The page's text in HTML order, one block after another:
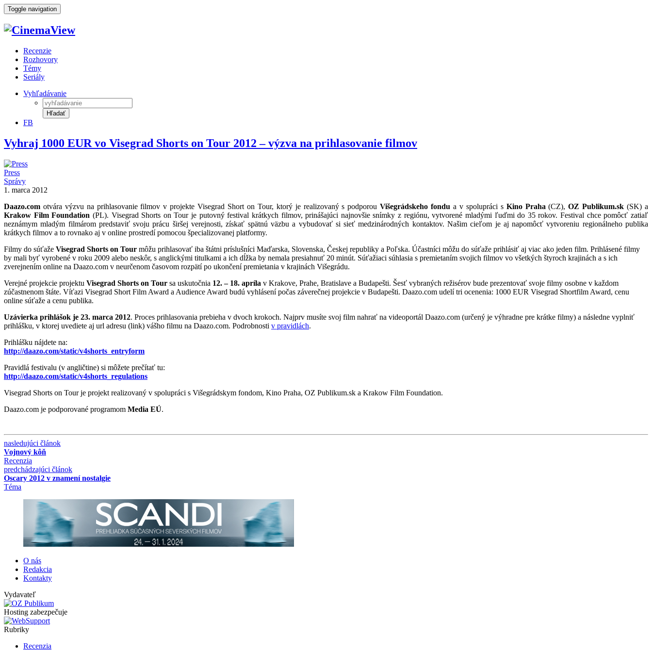
Toggle navigation
Recenzie
Rozhovory
Témy
Seriály
Vyhľadávanie
Hľadať
FB
Vyhraj 1000 EUR vo Visegrad Shorts on Tour 2012 – výzva na prihlasovanie filmov
Press
Správy
1. marca 2012
Daazo.com otvára výzvu na prihlasovanie filmov v projekte Visegrad Short on Tour, ktorý je realizovaný s podporouVišegrádskeho fondu a v spolupráci s Kino Praha (CZ),OZ Publikum.sk (SK) a
Krakow Film Foundation (PL). Visegrad Shorts on Tour je putovný festival krátkych filmov, prinášajúci najnovšie snímky z regiónu, vytvorené mladými ľuďmi do 35 rokov. Festival chce pomôcť zatiaľ
neznámym mladým filmárom predstaviť svoju prácu širšej verejnosti, získať spätnú väzbu a vybudovať si sieť medzinárodných kontaktov. Našim cieľom je aj napomôcť vytvoreniu regionálneho publika
krátkych filmov a to rovnako aj v online prostredí pomocou špecializovanej platformy.
Filmy do súťaže Visegrad Shorts on Tour môžu prihlasovať iba štátni príslušníci Maďarska, Slovenska, Českej republiky a Poľska. Účastníci môžu do súťaže prihlásiť aj viac ako jeden film. Prihlásené filmy
by mali byť vyrobené v roku 2009 alebo neskôr, s anglickými titulkami a ich dĺžka by nemala presiahnuť 20 minút. Súťažiaci súhlasia s premietaním svojich filmov vo všetkých štyroch krajinách a s ich
zverejnením online na Daazo.com v neurčenom časovom rozpätí po ukončení premietania v krajinách Višegrádu.
Verejné projekcie projektu Visegrad Shorts on Tour sa uskutočnia 12. – 18. apríla v Krakove, Prahe, Bratislave a Budapešti. Šesť vybraných režisérov bude prezentovať svoje filmy osobne v každom
zúčastnenom štáte. Víťazi Visegrad Short Film Award a Audience Award budú vyhlásení počas záverečnej projekcie v Budapešti. Daazo.com udelí tri ocenenia: 1000 EUR Visegrad Shortfilm Award, cenu
online súťaže a cenu publika.
Uzávierka prihlášok je 23. marca 2012. Proces prihlasovania prebieha v dvoch krokoch. Najprv musíte svoj film nahrať na videoportál Daazo.com (určený je výhradne pre krátke filmy) a následne vyplniť
prihlášku, v ktorej uvediete aj url adresu (link) vášho filmu na Daazo.com. Podrobnosti v pravidlách.
Prihlášku nájdete na:
http://daazo.com/static/v4shorts_entryform
Pravidlá festivalu (v angličtine) si môžete prečítať tu:
http://daazo.com/static/v4shorts_regulations
Visegrad Shorts on Tour je projekt realizovaný v spolupráci s Višegrádskym fondom, Kino Praha, OZ Publikum.sk a Krakow Film Foundation.
Daazo.com je podporované programom Media EÚ.
nasledujúci článok
Vojnový kôň
Recenzia
predchádzajúci článok
Oscary 2012 v znamení nostalgie
Téma
O nás
Redakcia
Kontakty
Vydavateľ
Hosting zabezpečuje
Rubriky
Recenzia